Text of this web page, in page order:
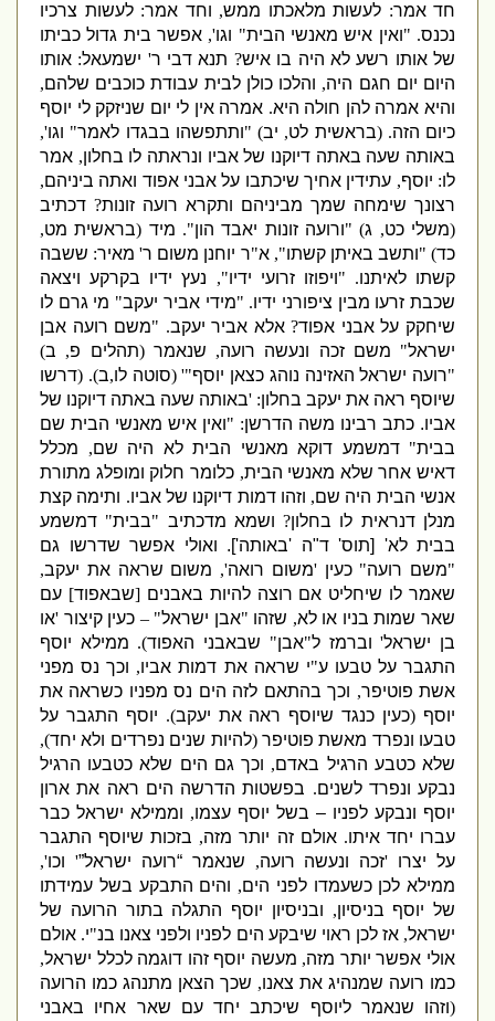
חד אמר:לעשות מלאכתו ממש,וחד אמר:לעשות צרכיו
נכנס. "ואין איש מאנשי הבית"וגו ',אפשר בית גדול כביתו
של אותו רשע לא היה בו איש?תנא דבי ר 'ישמעאל:אותו
היום יום חגם היה,והלכו כולן לבית עבודת כוכבים שלהם,
והיא אמרה להן חולה היא.אמרה אין לי יום שניזקק לי יוסף
כיום הזה.
(בראשית לט,יב ) "ותתפשהו בבגדו לאמר"וגו ',
באותה שעה באתה דיוקנו של אביו ונראתה לו בחלון,אמר
:יוסף,עתידין אחיך שיכתבו על אבני אפוד ואתה ביניהם,
רצונך שימחה שמך מביניהם ותקרא רועה זונות?דכתיב
משלי כט,ג) "ורועה זונות יאבד הון".מיד(בראשית מט,
כד) "ותשב באיתן קשתו",א "ר יוחנן משום ר' מאיר:ששבה
קשתו לאיתנו. " ויפוזו זרועי ידיו",נעץ ידיו בקרקע ויצאה
שכבת זרעו מבין ציפורני ידיו. "מידי אביר יעקב"מי גרם לו
שיחקק על אבני אפוד?אלא אביר יעקב. "משם רועה אבן
ישראל"משם זכה ונעשה רועה,שנאמר(תהלים פ ,ב
רועה ישראל האזינה נוהג כצאן יוסף"' (סוטה לו ,ב). (דרשו
שיוסף ראה את יעקב בחלון: 'באותה שעה באתה דיוקנו של
אביו.כתב רבינו משה הדרשן: "ואין איש מאנשי הבית שם
בבית"דמשמע דוקא מאנשי הבית לא היה שם,מכלל
דאיש אחר שלא מאנשי הבית,כלומר חלוק ומופלג מתורת
אנשי הבית היה שם,וזהו דמות דיוקנו של אביו.ותימה קצת
מנלן דנראית לו בחלון?ושמא מדכתיב"בבית"דמשמע
בבית לא' [תוס'ד "ה'באותה'].ואולי אפשר שדרשו גם
משם רועה"כעין'משום רואה',משום שראה את יעקב,
שאמר לו שיחליט אם רוצה להיות באבנים[שבאפוד]עם
שאר שמות בניו או לא,שזהו"אבן ישראל" – כעין קיצור'או
בן ישראל'וברמז ל "אבן"שבאבני האפוד).ממילא יוסף
התגבר על טבעו ע "י שראה את דמות אביו,וכך נס מפני
אשת פוטיפר,וכך בהתאם לזה הים נס מפניו כשראה את
יוסף(כעין כנגד שיוסף ראה את יעקב).יוסף התגבר על
טבעו ונפרד מאשת פוטיפר(להיות שנים נפרדים ולא יחד),
שלא כטבע הרגיל באדם,וכך גם הים שלא כטבעו הרגיל
נבקע ונפרד לשנים.בפשטות הדרשה הים ראה את ארון
יוסף ונבקע לפניו – בשל יוסף עצמו,וממילא ישראל כבר
עברו יחד איתו.אולם זה יותר מזה,בזכות שיוסף התגבר
על יצרו'זכה ונעשה רועה,שנאמר “רועה ישראל”'וכו ',
ממילא לכן כשעמדו לפני הים,והים התבקע בשל עמידתו
של יוסף בניסיון,ובניסיון יוסף התגלה בתור הרועה של
ישראל,אז לכן ראוי שיבקע הים לפניו ולפני צאנו בנ "י.אולם
אולי אפשר יותר מזה,מעשה יוסף זהו דוגמה לכלל ישראל,
כמו רועה שמנהיג את צאנו,שכך הצאן מתנהג כמו הרועה
וזהו שנאמר ליוסף שיכתב יחד עם שאר אחיו באבני